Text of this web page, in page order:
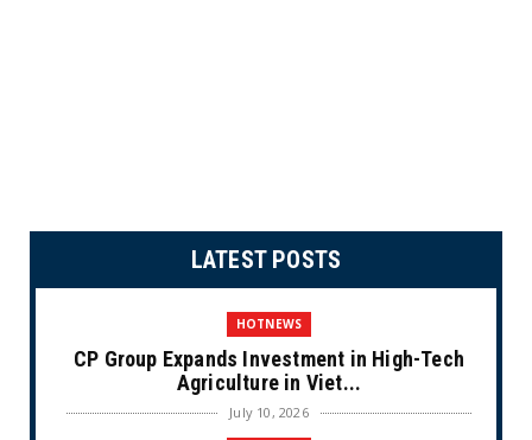
LATEST POSTS
HOTNEWS
CP Group Expands Investment in High-Tech
Agriculture in Viet...
July 10, 2026